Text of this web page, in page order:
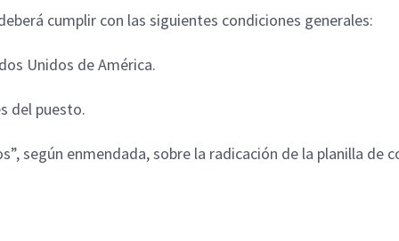
cumplir con las siguientes condiciones generales:
Unidos de América.
del puesto.
según enmendada, sobre la radicación de la planilla de